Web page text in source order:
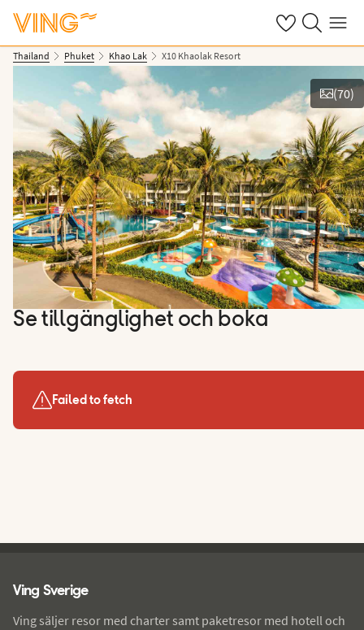
Se dinaSök på ving.se
Meny
Thailand Phuket Khao Lak X10 Khaolak Resort
Se bilder
(70)
Se tillgänglighet och boka
Failed to fetch
Ving Sverige
Ving säljer resor med charter samt paketresor med hotell och